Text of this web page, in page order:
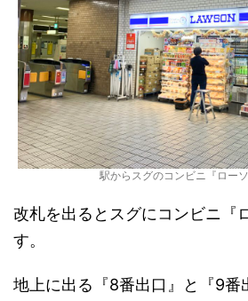
駅からスグのコンビニ『ローソ
改札を出るとスグにコンビニ『
す。
地上に出る『8番出口』と『9番